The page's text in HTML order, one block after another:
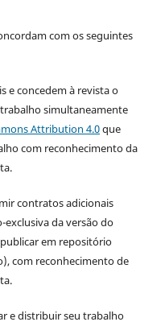
com os seguintes
e concedem à revista o
simultaneamente
Attribution 4.0que
com reconhecimento da
contratos adicionais
da versão do
em repositório
com reconhecimento de
e distribuir seu trabalho